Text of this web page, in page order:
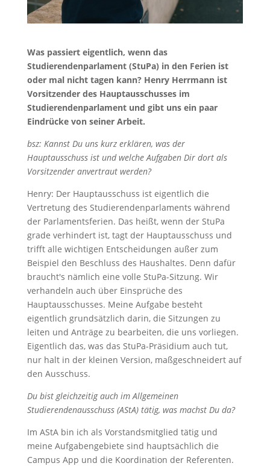
Was passiert eigentlich, wenn das
Studierendenparlament (StuPa) in den Ferien ist
oder mal nicht tagen kann? Henry Herrmann ist
Vorsitzender des Hauptausschusses im
Studierendenparlament und gibt uns ein paar
Eindrücke von seiner Arbeit.
bsz: Kannst Du uns kurz erklären, was der
Hauptausschuss ist und welche Aufgaben Dir dort als
Vorsitzender anvertraut werden?
Henry: Der Hauptausschuss ist eigentlich die
Vertretung des Studierendenparlaments während
der Parlamentsferien. Das heißt, wenn der StuPa
grade verhindert ist, tagt der Hauptausschuss und
trifft alle wichtigen Entscheidungen außer zum
Beispiel den Beschluss des Haushaltes. Denn dafür
braucht's nämlich eine volle StuPa-Sitzung. Wir
verhandeln auch über Einsprüche des
Hauptausschusses. Meine Aufgabe besteht
eigentlich grundsätzlich darin, die Sitzungen zu
leiten und Anträge zu bearbeiten, die uns vorliegen.
Eigentlich das, was das StuPa-Präsidium auch tut,
nur halt in der kleinen Version, maßgeschneidert auf
den Ausschuss.
Du bist gleichzeitig auch im Allgemeinen
Studierendenausschuss (AStA) tätig, was machst Du da?
Im AStA bin ich als Vorstandsmitglied tätig und
meine Aufgabengebiete sind hauptsächlich die
Campus App und die Koordination der Referenten.